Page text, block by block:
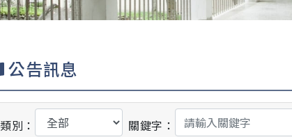
公告訊息
類別： 關鍵字：